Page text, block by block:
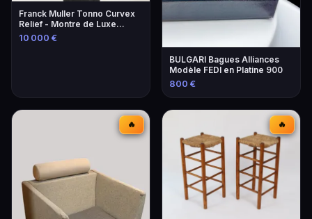
Franck Muller Tonno Curvex
Relief - Montre de Luxe
Unique
10 000 €
BULGARI Bagues Alliances
Modèle FEDI en Platine 900
800 €
🔥 🔥